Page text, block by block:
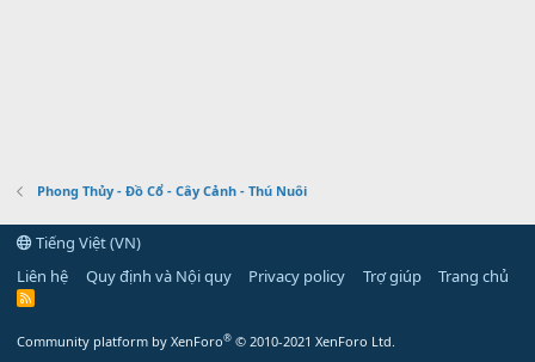
Phong Thủy - Đồ Cổ - Cây Cảnh - Thú Nuôi
Tiếng Việt (VN)
Liên hệ
Quy định và Nội quy Privacy policy Trợ giúp Trang chủ
R
Community platform by XenForo® © 2010-2021 XenForo Ltd.